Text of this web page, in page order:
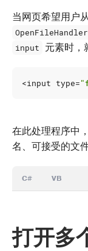
当网页希望用户
OpenFileHandler
input 元素时，
<input type=
在此处理程序中
名、可接受的文
C# VB
打开多